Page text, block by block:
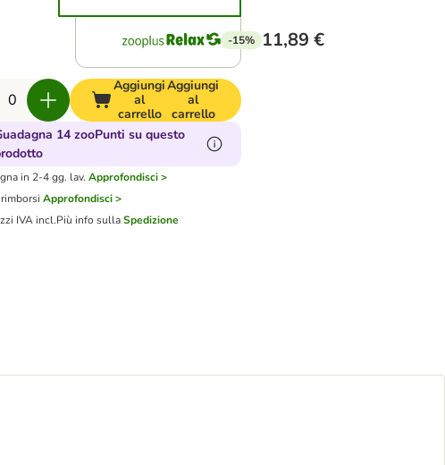
-15% 11,89 €
Aggiungi
al
carrello
Aggiungi
al
carrello
14 zooPunti su questo
in 2-4 gg. lav. Approfondisci >
Approfondisci >
IVA incl.Più info sullaSpedizione